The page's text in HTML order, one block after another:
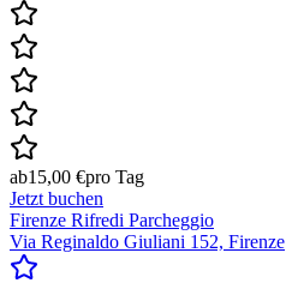
ab15,00 €pro Tag
Jetzt buchen
Firenze Rifredi Parcheggio
Via Reginaldo Giuliani 152, Firenze